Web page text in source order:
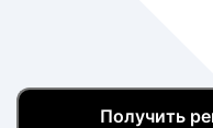
Получить